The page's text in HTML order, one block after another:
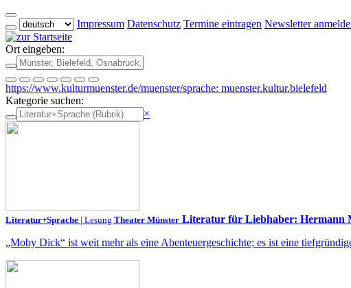
Impressum Datenschutz Termine eintragen Newsletter
Ort eingeben:
https://www.kulturmuenster.de/muenster/sprache: muenster.kultur.bielefeld
Kategorie suchen:
×
Literatur+Sprache | Lesung Theater Münster Literatur für Liebhaber: Hermann
„Moby Dick“ ist weit mehr als eine Abenteuergeschichte; es ist eine